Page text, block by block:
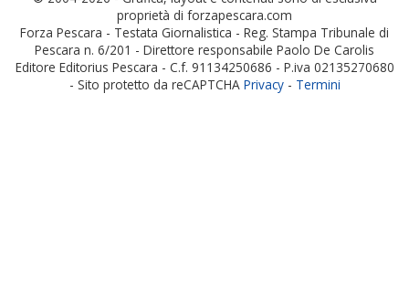
proprietà di forzapescara.com
Forza Pescara - Testata Giornalistica - Reg. Stampa Tribunale di
Pescara n. 6/201 - Direttore responsabile Paolo De Carolis
Editore Editorius Pescara - C.f. 91134250686 - P.iva 02135270680
- Sito protetto da reCAPTCHA Privacy- Termini